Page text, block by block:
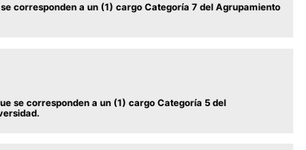
corresponden a un (1) cargo Categoría 7 del Agrupamiento
se corresponden a un (1) cargo Categoría 5 del